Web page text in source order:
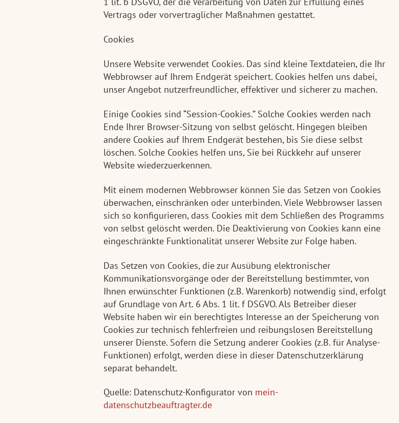
Vertrags oder vorvertraglicher Maßnahmen gestattet.
Cookies
Unsere Website verwendet Cookies. Das sind kleine Textdateien, die Ihr
Webbrowser auf Ihrem Endgerät speichert. Cookies helfen uns dabei,
unser Angebot nutzerfreundlicher, effektiver und sicherer zu machen.
Einige Cookies sind “Session-Cookies.” Solche Cookies werden nach
Ende Ihrer Browser-Sitzung von selbst gelöscht. Hingegen bleiben
andere Cookies auf Ihrem Endgerät bestehen, bis Sie diese selbst
löschen. Solche Cookies helfen uns, Sie bei Rückkehr auf unserer
Website wiederzuerkennen.
Mit einem modernen Webbrowser können Sie das Setzen von Cookies
überwachen, einschränken oder unterbinden. Viele Webbrowser lassen
sich so konfigurieren, dass Cookies mit dem Schließen des Programms
von selbst gelöscht werden. Die Deaktivierung von Cookies kann eine
eingeschränkte Funktionalität unserer Website zur Folge haben.
Das Setzen von Cookies, die zur Ausübung elektronischer
Kommunikationsvorgänge oder der Bereitstellung bestimmter, von
Ihnen erwünschter Funktionen (z.B. Warenkorb) notwendig sind, erfolgt
auf Grundlage von Art. 6 Abs. 1 lit. f DSGVO. Als Betreiber dieser
Website haben wir ein berechtigtes Interesse an der Speicherung von
Cookies zur technisch fehlerfreien und reibungslosen Bereitstellung
unserer Dienste. Sofern die Setzung anderer Cookies (z.B. für Analyse-
Funktionen) erfolgt, werden diese in dieser Datenschutzerklärung
separat behandelt.
Quelle: Datenschutz-Konfigurator von mein-
datenschutzbeauftragter.de